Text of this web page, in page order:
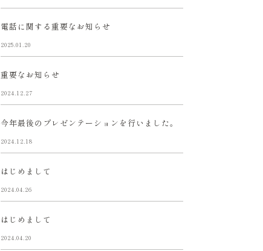
電話に関する重要なお知らせ
2025.01.20
重要なお知らせ
2024.12.27
今年最後のプレゼンテーションを行いました。
2024.12.18
はじめまして
2024.04.26
はじめまして
2024.04.20